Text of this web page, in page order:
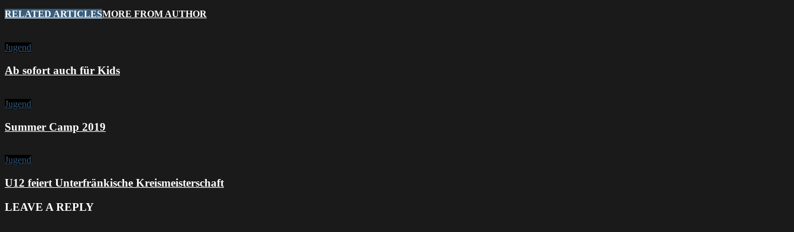
RELATED ARTICLESMORE FROM AUTHOR
Jugend
Ab sofort auch für Kids
Jugend
Summer Camp 2019
Jugend
U12 feiert Unterfränkische Kreismeisterschaft
LEAVE A REPLY